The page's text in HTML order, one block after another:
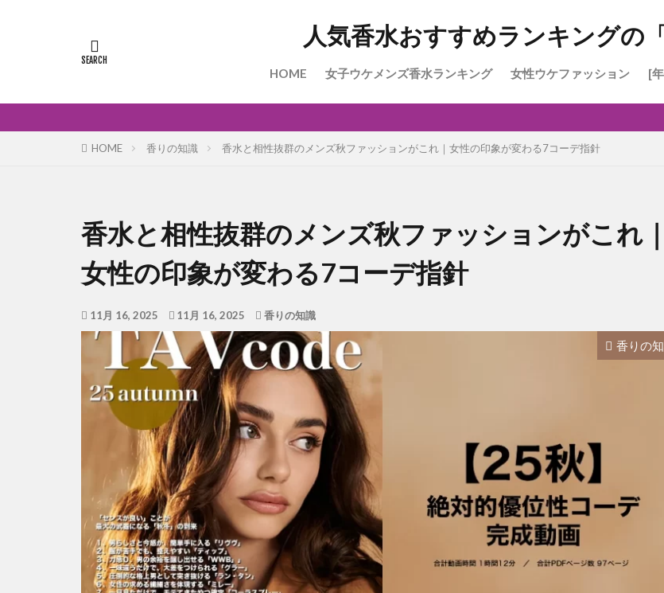
人気香水おすすめランキングの
HOME 女子ウケメンズ香水ランキング 女性ウケファッション [
HOME 香りの知識 香水と相性抜群のメンズ秋ファッションがこれ｜女性の印象が変わる7コーデ指針
香水と相性抜群のメンズ秋ファッションがこれ｜
女性の印象が変わる7コーデ指針
11月 16, 2025 11月 16, 2025 香りの知識
香りの